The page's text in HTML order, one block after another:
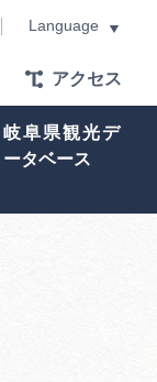
Language
アクセス
岐阜県観光デ
ータベース